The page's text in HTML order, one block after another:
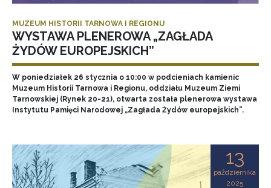
MUZEUM HISTORII TARNOWA I REGIONU
WYSTAWA PLENEROWA „ZAGŁADA
ŻYDÓW EUROPEJSKICH”
W poniedziałek 26 stycznia o 10:00 w podcieniach kamienic
Muzeum Historii Tarnowa i Regionu, oddziału Muzeum Ziemi
Tarnowskiej (Rynek 20-21), otwarta została plenerowa wystawa
Instytutu Pamięci Narodowej „Zagłada Żydów europejskich”.
13
października
2025